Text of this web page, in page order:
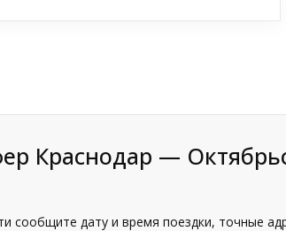
Краснодар —
сообщите дату и время поездки, точные